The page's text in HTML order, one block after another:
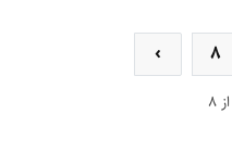
8
›